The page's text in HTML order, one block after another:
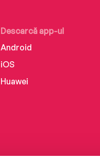
Descarcă app-ul
Android
iOS
Huawei